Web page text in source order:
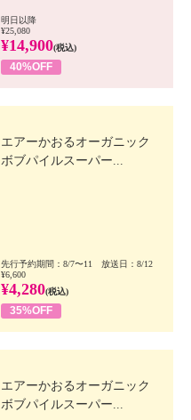
明日以降
¥25,080
¥14,900(税込)
40%OFF
エアーかおるオーガニック
ボブパイルスーパー...
先行予約期間：8/7〜11 放送日：8/12
¥6,600
¥4,280(税込)
35%OFF
エアーかおるオーガニック
ボブパイルスーパー...